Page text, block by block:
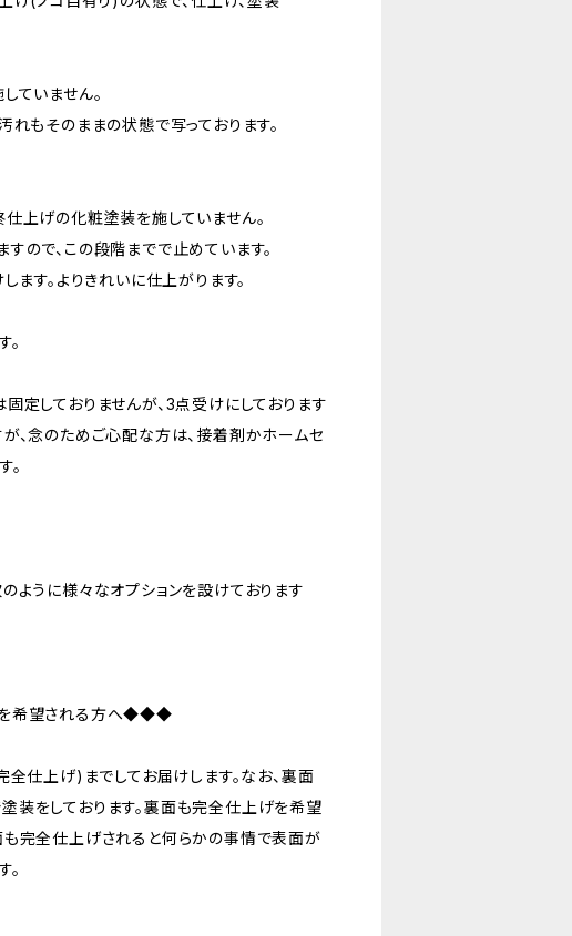
ていません。
れもそのままの状態で写っております。
上げの化粧塗装を施していません。
ので、この段階までで止めています。
す。よりきれいに仕上がります。
定しておりませんが、3点受けにしております
、念のためご心配な方は、接着剤かホームセ
。
ように様々なオプションを設けております
希望される方へ◆◆◆
仕上げ)までしてお届けします。なお、裏面
装をしております。裏面も完全仕上げを希望
完全仕上げされると何らかの事情で表面が